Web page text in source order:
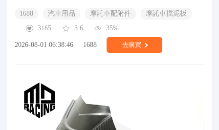
1688 汽車用品 摩託車配附件
摩託車擋泥板
3165
3.6 35%
2026-08-01 06:38:46 1688 去購買